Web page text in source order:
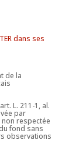
dans ses
de la
L. 211-1, al.
par
non respectée
fond sans
observations